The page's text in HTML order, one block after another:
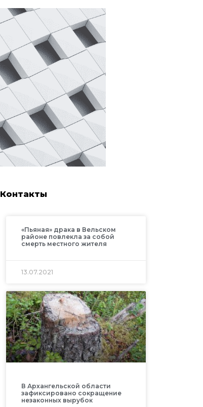
Контакты
«Пьяная» драка в Вельском
районе повлекла за собой
смерть местного жителя
13.07.2021
В Архангельской области
зафиксировано сокращение
незаконных вырубок